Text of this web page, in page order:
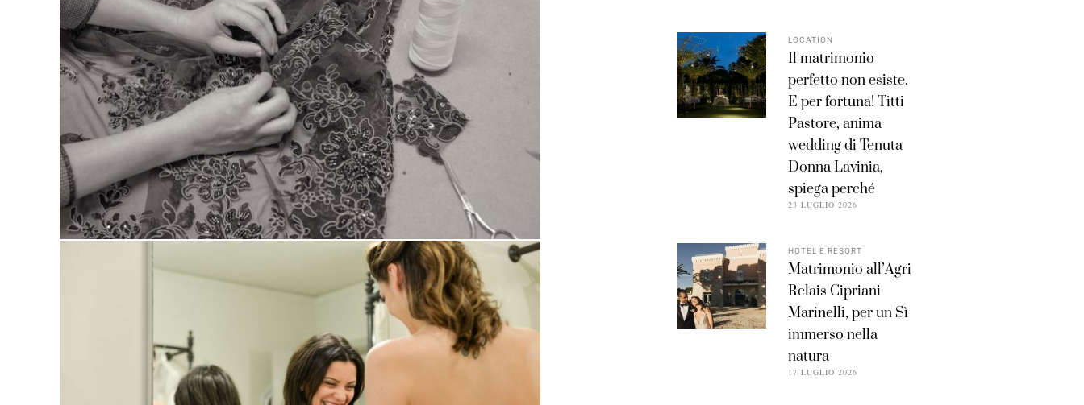
LOCATION
Il matrimonio
perfetto non esiste.
E per fortuna! Titti
Pastore, anima
wedding di Tenuta
Donna Lavinia,
spiega perché
23 LUGLIO 2026
HOTEL E RESORT
Matrimonio all’Agri
Relais Cipriani
Marinelli, per un Sì
immerso nella
natura
17 LUGLIO 2026